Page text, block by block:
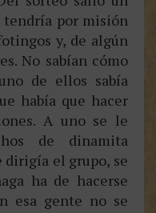
tendría por misión
y, de algún
No sabían cómo
de ellos sabía
había que hacer
A uno se le
de dinamita
dirigía el grupo, se
ha de hacerse
esa gente no se